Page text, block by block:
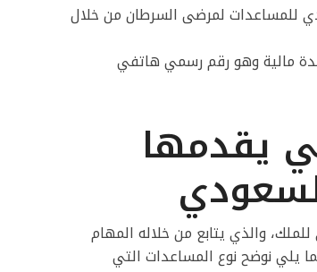
للمساعدات لمرضى السرطان من خلال
مالية وهو رقم رسمي هاتفي
يقدمها
والذي يتابع من خلاله المهام
يلي نوضح نوع المساعدات التي